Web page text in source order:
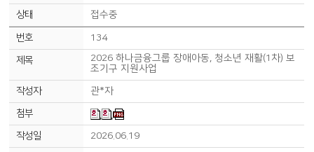
접수중
134
2026 하나금융그룹 장애아동, 청소년 재활(1차) 보
조기구 지원사업
관*자
2026.06.19